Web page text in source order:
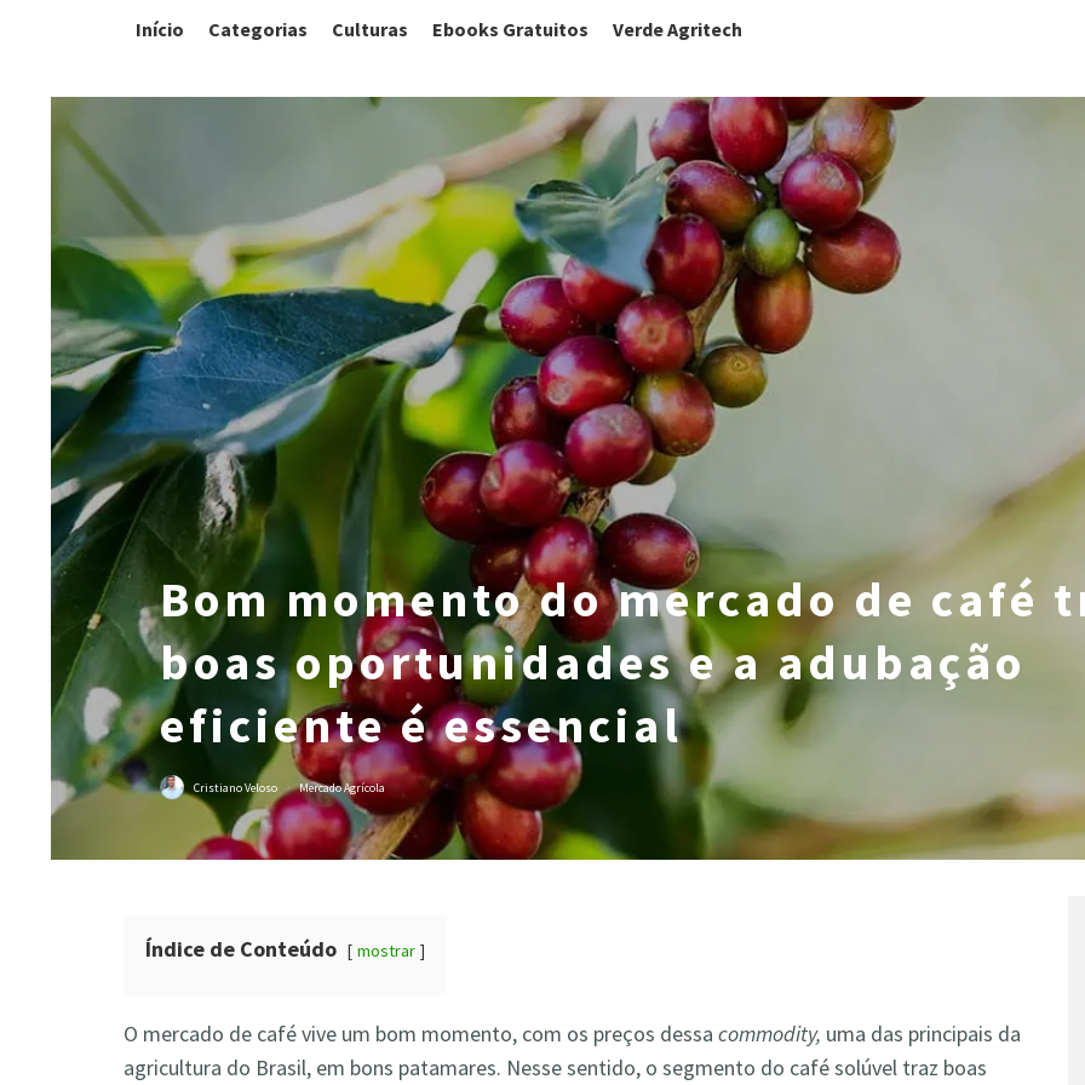
Início Categorias Culturas Ebooks Gratuitos Verde Agritech
Bom momento do mercado de café
boas oportunidades e a adubação
eficiente é essencial
Cristiano Veloso · Mercado Agrícola
Índice de Conteúdo mostrar
O mercado de café vive um bom momento, com os preços dessa commodity, uma das principais da
agricultura do Brasil, em bons patamares. Nesse sentido, o segmento do café solúvel traz boas